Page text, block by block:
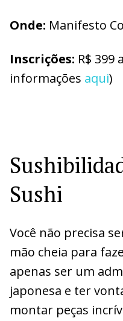
Onde: Manifesto
Inscrições: R$ 399
informações aqui)
Sushi
Você não precisa
mão cheia para
apenas ser um
japonesa e ter
montar peças